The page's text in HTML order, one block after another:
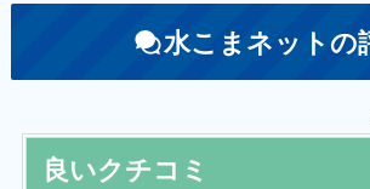
水こまネットの
良いクチコミ